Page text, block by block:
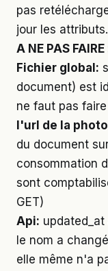
pas
jour les attributs.
A NE PAS FAIRE
Fichier global:
document) est
ne faut pas
l'url de la photo
du document
consommation
sont
GET)
Api:
le nom a
elle même n'a